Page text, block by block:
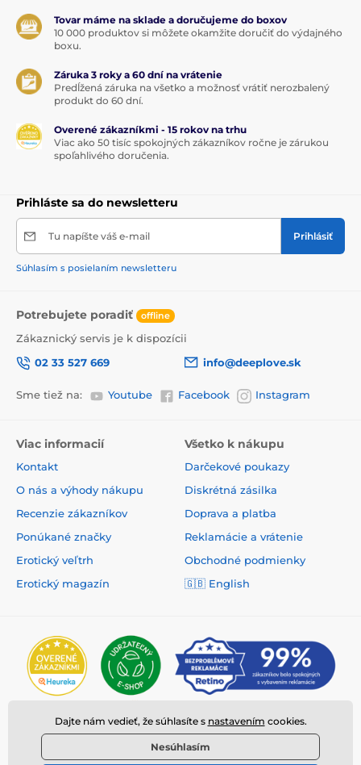
Tovar máme na sklade a doručujeme do boxov
10 000 produktov si môžete okamžite doručiť do výdajného
boxu.
Záruka 3 roky a 60 dní na vrátenie
Predĺžená záruka na všetko a možnosť vrátiť nerozbalený
produkt do 60 dní.
Overené zákazníkmi - 15 rokov na trhu
Viac ako 50 tisíc spokojných zákazníkov ročne je zárukou
spoľahlivého doručenia.
Prihláste sa do newsletteru
Tu napíšte váš e-mail Prihlásiť
Súhlasím s posielaním newsletteru
Potrebujete poradiť offline
Zákaznický servis je k dispozícii
02 33 527 669
info@deeplove.sk
Sme tiež na: Youtube Facebook Instagram
Viac informacií
Kontakt
O nás a výhody nákupu
Recenzie zákazníkov
Ponúkané značky
Erotický veľtrh
Erotický magazín
Všetko k nákupu
Darčekové poukazy
Diskrétná zásilka
Doprava a platba
Reklamácie a vrátenie
Obchodné podmienky
🇬🇧 English
Dajte nám vedieť, že súhlasíte s nastavením cookies.
Nesúhlasím